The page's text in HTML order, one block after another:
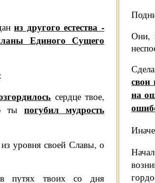
из другого естества -
Единого Сущего
сердце твое,
тыпогубил мудрость
уровня своей Славы, о
путях твоих со дня
Они,
свои
на